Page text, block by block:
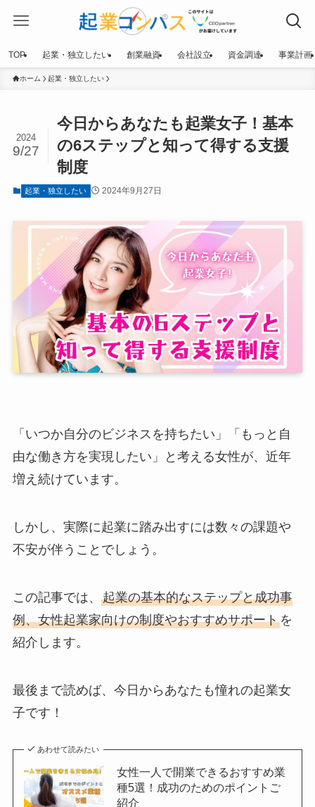
TOP 起業・独立したい 創業融資 会社設立 資金調達 事業計画
ホーム 起業・独立したい
今日からあなたも起業女子！基本
の6ステップと知って得する支援
制度
2024
9/27
起業・独立したい 2024年9月27日
「いつか自分のビジネスを持ちたい」「もっと自
由な働き方を実現したい」と考える女性が、近年
増え続けています。
しかし、実際に起業に踏み出すには数々の課題や
不安が伴うことでしょう。
この記事では、 起業の基本的なステップと成功事
例、女性起業家向けの制度やおすすめサポートを
紹介します。
最後まで読めば、今日からあなたも憧れの起業女
子です！
あわせて読みたい
女性一人で開業できるおすすめ業
種5選！成功のためのポイントご
紹介